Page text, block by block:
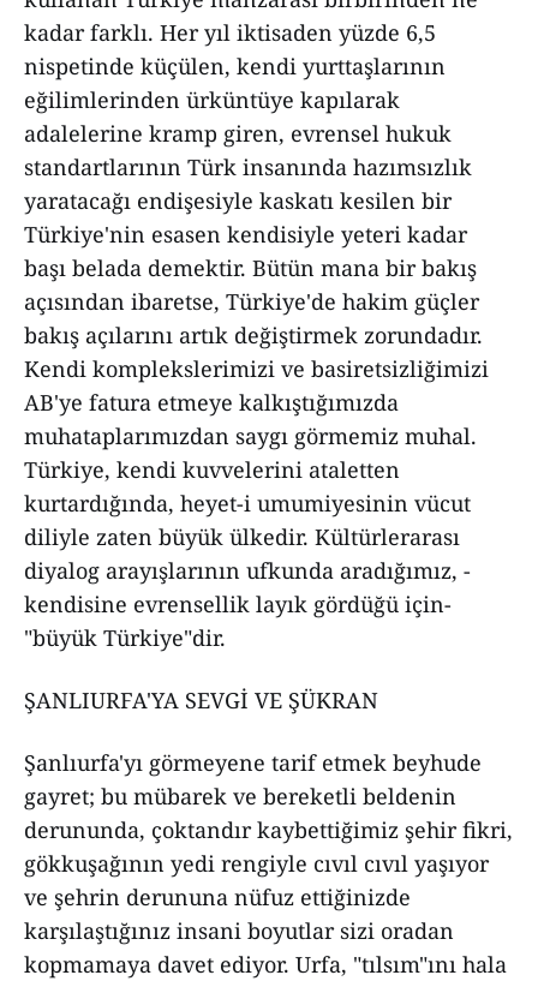
kadar farklı. Her yıl iktisaden yüzde 6,5
nispetinde küçülen, kendi yurttaşlarının
eğilimlerinden ürküntüye kapılarak
adalelerine kramp giren, evrensel hukuk
standartlarının Türk insanında hazımsızlık
yaratacağı endişesiyle kaskatı kesilen bir
Türkiye'nin esasen kendisiyle yeteri kadar
başı belada demektir. Bütün mana bir bakış
açısından ibaretse, Türkiye'de hakim güçler
bakış açılarını artık değiştirmek zorundadır.
Kendi komplekslerimizi ve basiretsizliğimizi
AB'ye fatura etmeye kalkıştığımızda
muhataplarımızdan saygı görmemiz muhal.
Türkiye, kendi kuvvelerini ataletten
kurtardığında, heyet-i umumiyesinin vücut
diliyle zaten büyük ülkedir. Kültürlerarası
diyalog arayışlarının ufkunda aradığımız, -
kendisine evrensellik layık gördüğü için-
"büyük Türkiye"dir.
ŞANLIURFA'YA SEVGİ VE ŞÜKRAN
Şanlıurfa'yı görmeyene tarif etmek beyhude
gayret; bu mübarek ve bereketli beldenin
derununda, çoktandır kaybettiğimiz şehir fikri,
gökkuşağının yedi rengiyle cıvıl cıvıl yaşıyor
ve şehrin derununa nüfuz ettiğinizde
karşılaştığınız insani boyutlar sizi oradan
kopmamaya davet ediyor. Urfa, "tılsım"ını hala